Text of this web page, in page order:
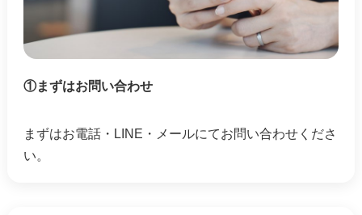
①まずはお問い合わせ
まずはお電話・LINE・メールにてお問い合わせくださ
い。